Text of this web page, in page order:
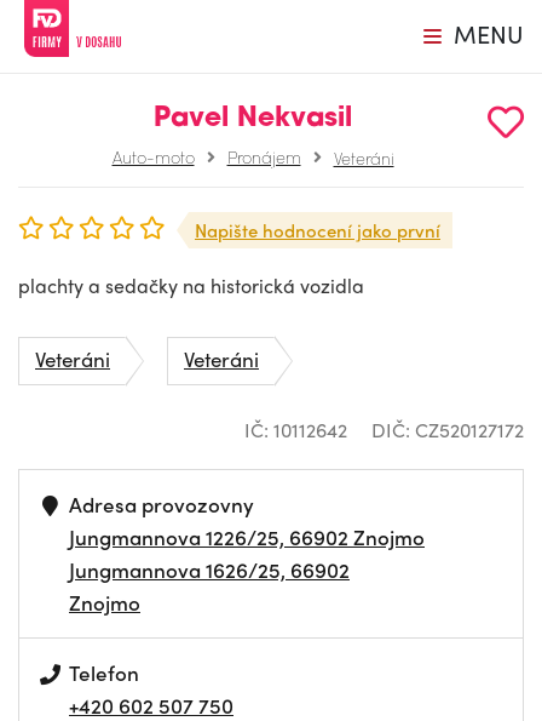
MENU
Pavel Nekvasil
Auto-moto Pronájem Veteráni
Napište hodnocení jako první
plachty a sedačky na historická vozidla
Veteráni Veteráni
IČ: 10112642 DIČ: CZ520127172
Adresa provozovny
Jungmannova 1226/25, 66902 Znojmo
Jungmannova 1626/25, 66902
Znojmo
Telefon
+420 602 507 750